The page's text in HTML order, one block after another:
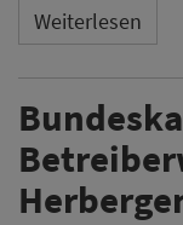
Weiterlesen